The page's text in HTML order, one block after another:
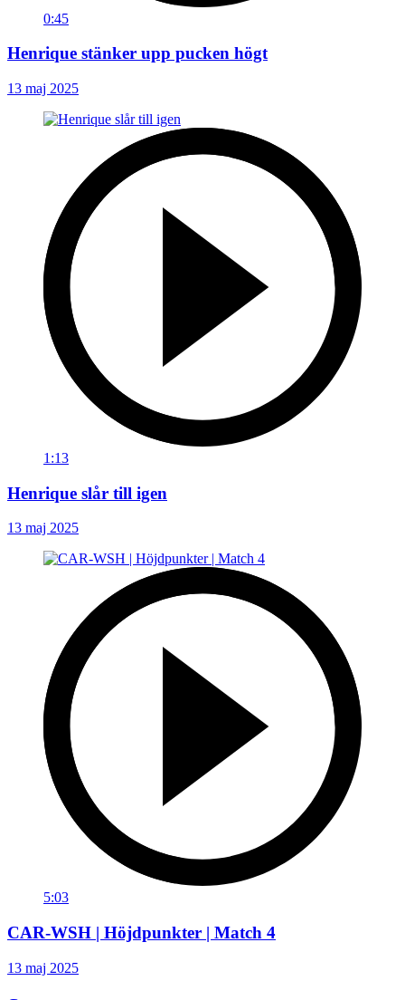
0:45
Henrique stänker upp pucken högt
13 maj 2025
1:13
Henrique slår till igen
13 maj 2025
5:03
CAR-WSH | Höjdpunkter | Match 4
13 maj 2025